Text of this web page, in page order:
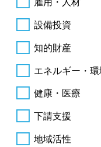
設備投資
知的財産
エネルギー・
健康・医療
下請支援
地域活性